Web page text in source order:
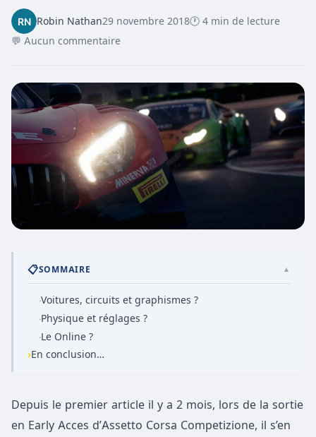
Robin Nathan29 novembre 2018🕐 4 min de lecture
💬 Aucun commentaire
📋SOMMAIRE ▲
·Voitures, circuits et graphismes ?
·Physique et réglages ?
·Le Online ?
›En conclusion…
Depuis le premier article il y a 2 mois, lors de la sortie
en Early Acces d’Assetto Corsa Competizione, il s’en